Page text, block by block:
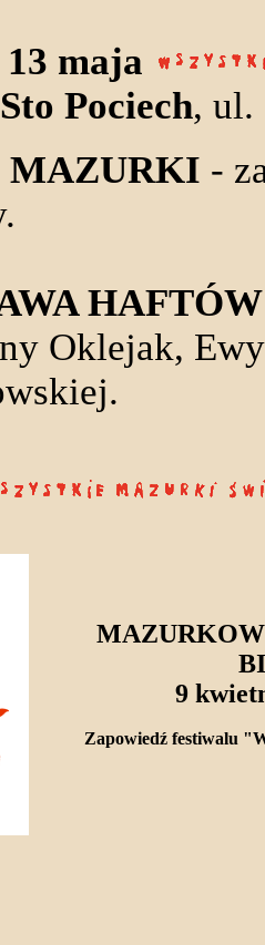
maja
Pociech, ul.
-
HAFTÓW
Oklejak,
9
Zapowiedź festiwalu